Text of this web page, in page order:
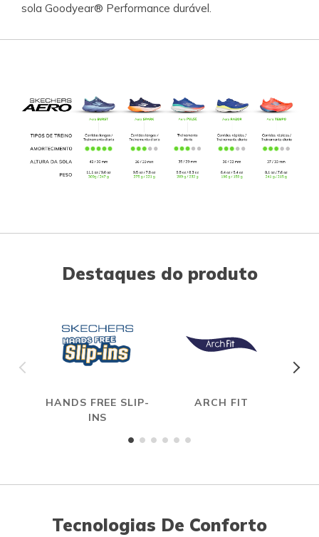
sola Goodyear® Performance durável.
Destaques do produto
HANDS FREE SLIP-
INS
ARCH FIT
Tecnologias De Conforto